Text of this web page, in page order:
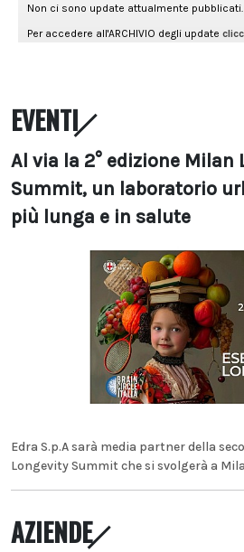
EVENTI
Al via la 2° edizione Milan
Summit, un laboratorio
più lunga e in salute
Edra S.p.A sarà media partner della
Longevity Summit che si svolgerà a
AZIENDE